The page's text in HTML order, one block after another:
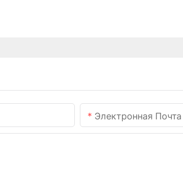
Электронная Почта